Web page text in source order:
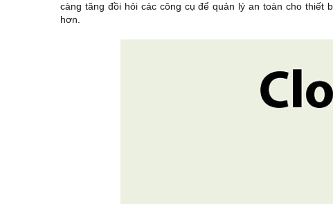
càng tăng đồi hỏi các công cụ để quản lý an toàn cho
hơn.